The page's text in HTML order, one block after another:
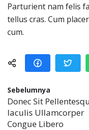
Parturient nam felis
tellus cras. Cum
cum.
Sebelumnya
Donec Sit
Iaculis Ullamcorper
Congue Libero